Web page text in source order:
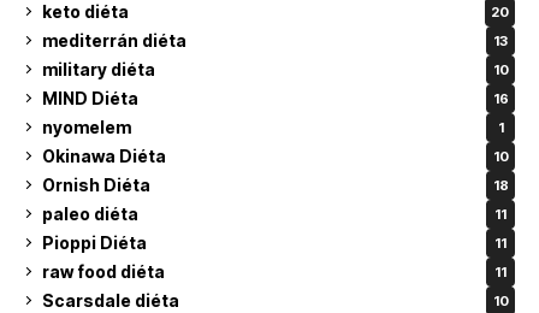
keto diéta 20
mediterrán diéta 13
military diéta 10
MIND Diéta 16
nyomelem 1
Okinawa Diéta 10
Ornish Diéta 18
paleo diéta 11
Pioppi Diéta 11
raw food diéta 11
Scarsdale diéta 10